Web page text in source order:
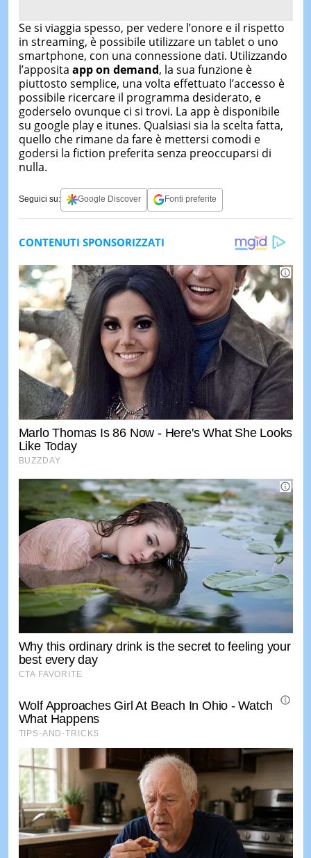
Se si viaggia spesso, per vedere l’onore e il rispetto
in streaming, è possibile utilizzare un tablet o uno
smartphone, con una connessione dati. Utilizzando
l’apposita app on demand, la sua funzione è
piuttosto semplice, una volta effettuato l’accesso è
possibile ricercare il programma desiderato, e
goderselo ovunque ci si trovi. La app è disponibile
su google play e itunes. Qualsiasi sia la scelta fatta,
quello che rimane da fare è mettersi comodi e
godersi la fiction preferita senza preoccuparsi di
nulla.
Seguici su: Google Discover Fonti preferite